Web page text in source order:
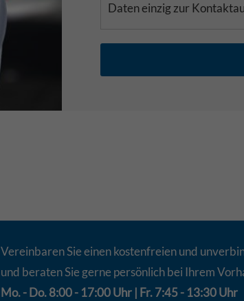
Daten einzig zur
Vereinbaren Sie einen kostenfreien und
und beraten Sie gerne persönlich bei Ihrem
Mo. - Do. 8:00 - 17:00 Uhr | Fr. 7:45 - 13:30 Uhr